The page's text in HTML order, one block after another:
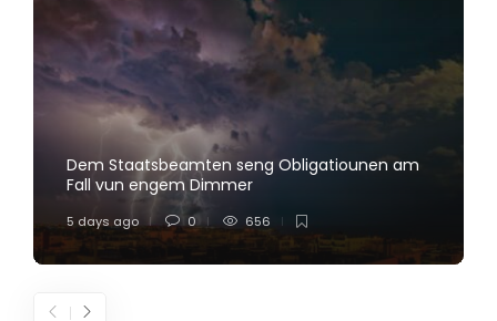
Dem Staatsbeamten seng Obligatiounen am
Fall vun engem Dimmer
5 days ago 0 656